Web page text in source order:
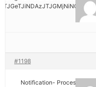
#1198
🗝 Notification- Process